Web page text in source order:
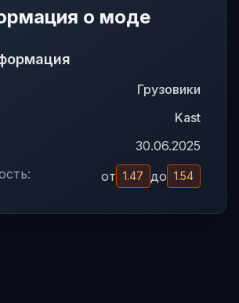
о моде
Грузовики
Kast
30.06.2025
от 1.47 до 1.54